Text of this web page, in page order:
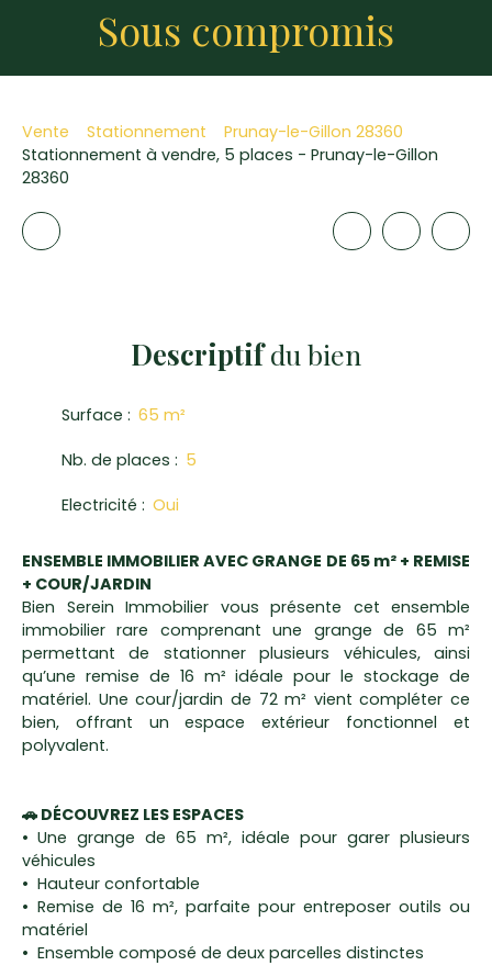
Sous compromis
Vente Stationnement
Prunay-le-Gillon 28360
Stationnement à vendre, 5 places - Prunay-le-Gillon
28360
Descriptifdu bien
Surface : 65 m²
Nb. de places : 5
Electricité : Oui
ENSEMBLE IMMOBILIER AVEC GRANGE DE 65 m² + REMISE
+ COUR/JARDIN
Bien Serein Immobilier vous présente cet ensemble
immobilier rare comprenant une grange de 65 m²
permettant de stationner plusieurs véhicules, ainsi
qu’une remise de 16 m² idéale pour le stockage de
matériel. Une cour/jardin de 72 m² vient compléter ce
bien, offrant un espace extérieur fonctionnel et
polyvalent.
🚗 DÉCOUVREZ LES ESPACES
Une grange de 65 m², idéale pour garer plusieurs
véhicules
Hauteur confortable
Remise de 16 m², parfaite pour entreposer outils ou
matériel
Ensemble composé de deux parcelles distinctes